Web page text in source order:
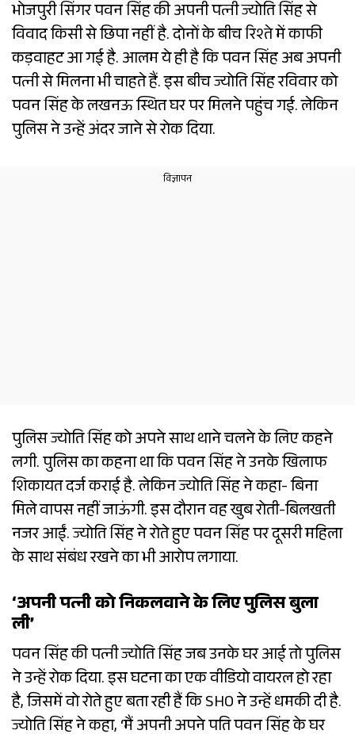
भोजपुरी सिंगर पवन सिंह की अपनी पत्नी ज्योति सिंह से
विवाद किसी से छिपा नहीं है. दोनों के बीच रिश्ते में काफी
कड़वाहट आ गई है. आलम ये ही है कि पवन सिंह अब अपनी
पत्नी से मिलना भी चाहते हैं. इस बीच ज्योति सिंह रविवार को
पवन सिंह के लखनऊ स्थित घर पर मिलने पहुंच गई. लेकिन
पुलिस ने उन्हें अंदर जाने से रोक दिया.
पुलिस ज्योति सिंह को अपने साथ थाने चलने के लिए कहने
लगी. पुलिस का कहना था कि पवन सिंह ने उनके खिलाफ
शिकायत दर्ज कराई है. लेकिन ज्योति सिंह ने कहा- बिना
मिले वापस नहीं जाऊंगी. इस दौरान वह खुब रोती-बिलखती
नजर आईं. ज्योति सिंह ने रोते हुए पवन सिंह पर दूसरी महिला
के साथ संबंध रखने का भी आरोप लगाया.
‘अपनी पत्नी को निकलवाने के लिए पुलिस बुला
ली’
पवन सिंह की पत्नी ज्योति सिंह जब उनके घर आई तो पुलिस
ने उन्हें रोक दिया. इस घटना का एक वीडियो वायरल हो रहा
है, जिसमें वो रोते हुए बता रही हैं कि SHO ने उन्हें धमकी दी है.
ज्योति सिंह ने कहा, ‘मैं अपनी अपने पति पवन सिंह के घर